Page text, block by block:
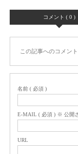
コメント ( 0 )
この記事へのコメン
名前 ( 必須 )
E-MAIL ( 必須 ) ※ 公開
URL